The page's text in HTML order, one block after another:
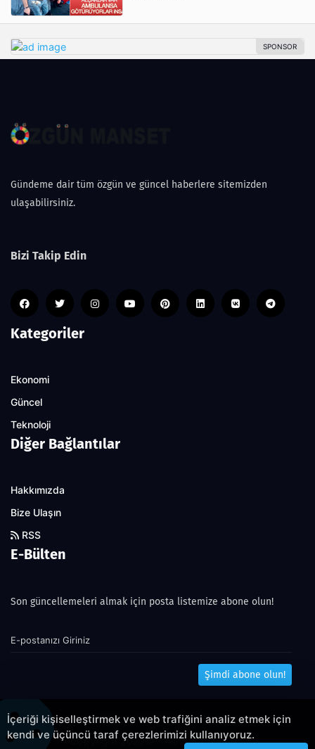
Gündeme dair tüm özgün ve güncel haberlere sitemizden
ulaşabilirsiniz.
Bizi Takip Edin
Kategoriler
Ekonomi
Güncel
Teknoloji
Diğer Bağlantılar
Hakkımızda
Bize Ulaşın
RSS
E-Bülten
Son güncellemeleri almak için posta listemize abone olun!
Şimdi abone olun!
Copyright 2022© - Allright reserved.
İçeriği kişiselleştirmek ve web trafiğini analiz etmek için
kendi ve üçüncü taraf çerezlerimizi kullanıyoruz.